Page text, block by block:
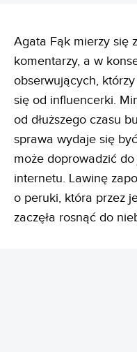
Agata Fąk mierzy się
komentarzy, a w
obserwujących,
się od influencerki.
od dłuższego czasu
sprawa wydaje się
może doprowadzić
internetu. Lawinę
o peruki, która przez
zaczęła rosnąć do